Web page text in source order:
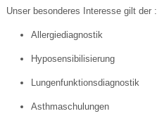
Unser besonderes Interesse gilt der :
Allergiediagnostik
Hyposensibilisierung
Lungenfunktionsdiagnostik
Asthmaschulungen